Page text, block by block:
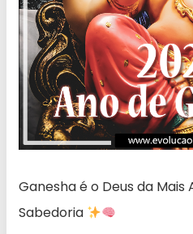
Ganesha é o Deus da
Sabedoria